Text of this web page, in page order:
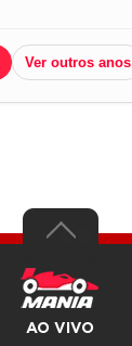
Ver outros anos
AO VIVO